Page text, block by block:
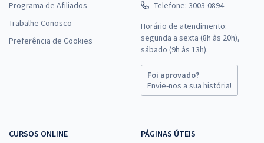
Programa de Afiliados
Trabalhe Conosco
Preferência de Cookies
Telefone: 3003-0894
Horário de atendimento:
segunda a sexta (8h às 20h),
sábado (9h às 13h).
Foi aprovado?
Envie-nos a sua história!
CURSOS ONLINE
PÁGINAS ÚTEIS